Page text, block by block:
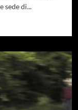
sede di...